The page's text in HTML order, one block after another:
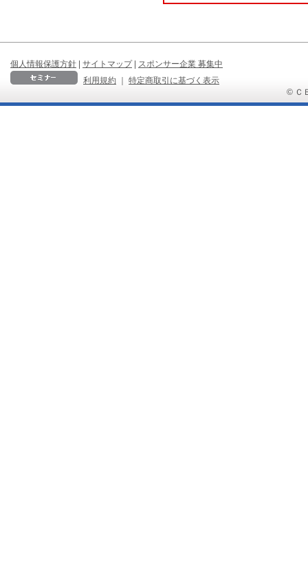
個人情報保護方針 | サイトマップ | スポンサー企業 募集中
利用規約
｜
特定商取引に基づく表示
© Ｃ